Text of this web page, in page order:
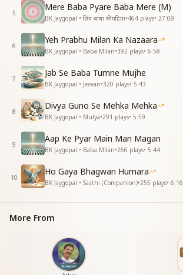
राह निराली राही प्यारा
रहबर कैसा साथ है
दुनिया देख सके न जिसको
बड़ी अनोखी बात है
राह निराली राही प्यारा
रहबर कैसा साथ है
दुनिया देख सके न जिसको
बड़ी अनोखी बात है
आपके जग में सदा सवेरा
होता नहीं अंधेरा है
जिसको देखू वहीं है कहता
बाबा तो बस मेरा है
बाबा तो बस मेरा है
बाबा तो बस मेरा है
बाबा तो बस मेरा है
लाख जतन करके जगवाले
कुचल चले माया को पल में
बच्चे हम प्रभु प्रीत लिए
लाख जतन करके जगवाले
5
Mere Baba Pyare Baba Mere (M)
BK Jaygopal • शिव बाबा की महिमा•464 plays• 27:09
6
Yeh Prabhu Milan Ka Nazaara
BK Jaygopal • Baba Milan•392 plays• 6:58
7
Jab Se Baba Tumne Mujhe
BK Jaygopal • Jeevan•320 plays• 5:43
8
Divya Guno Se Mehka Mehka
BK Jaygopal • Mulya•291 plays• 5:59
9
Aap Ke Pyar Main Man Magan
BK Jaygopal • Baba Milan•266 plays• 5:44
10
Ho Gaya Bhagwan Humara
BK Jaygopal • Saathi (Companion)•255 plays• 6:16
More From